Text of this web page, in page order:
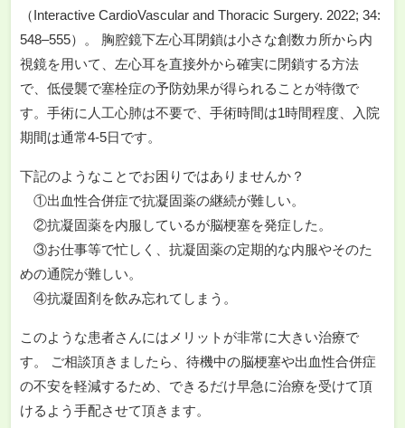
（Interactive CardioVascular and Thoracic Surgery. 2022; 34:
548–555）。 胸腔鏡下左心耳閉鎖は小さな創数カ所から内
視鏡を用いて、左心耳を直接外から確実に閉鎖する方法
で、低侵襲で塞栓症の予防効果が得られることが特徴で
す。手術に人工心肺は不要で、手術時間は1時間程度、入院
期間は通常4-5日です。
下記のようなことでお困りではありませんか？
①出血性合併症で抗凝固薬の継続が難しい。
②抗凝固薬を内服しているが脳梗塞を発症した。
③お仕事等で忙しく、抗凝固薬の定期的な内服やそのた
めの通院が難しい。
④抗凝固剤を飲み忘れてしまう。
このような患者さんにはメリットが非常に大きい治療で
す。 ご相談頂きましたら、待機中の脳梗塞や出血性合併症
の不安を軽減するため、できるだけ早急に治療を受けて頂
けるよう手配させて頂きます。